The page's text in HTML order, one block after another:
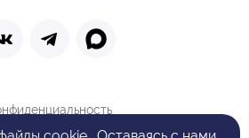
обработки cookie